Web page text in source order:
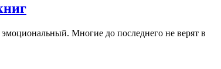
Многие до последнего не верят в